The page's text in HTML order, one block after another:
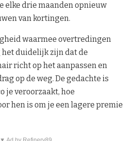
elke drie maanden opnieuw
van kortingen.
waarmee overtredingen
duidelijk zijn dat de
richt op het aanpassen en
op de weg. De gedachte is
je veroorzaakt, hoe
hen is om je een lagere premie